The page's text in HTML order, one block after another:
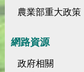
農業部重大政策
網路資源
政府相關